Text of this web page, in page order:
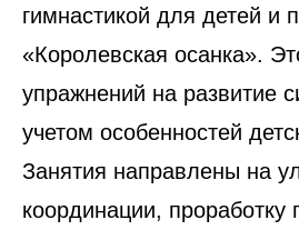
гимнастикой для детей и
«Королевская осанка».
упражнений на развитие
учетом особенностей
Занятия направлены на
координации,